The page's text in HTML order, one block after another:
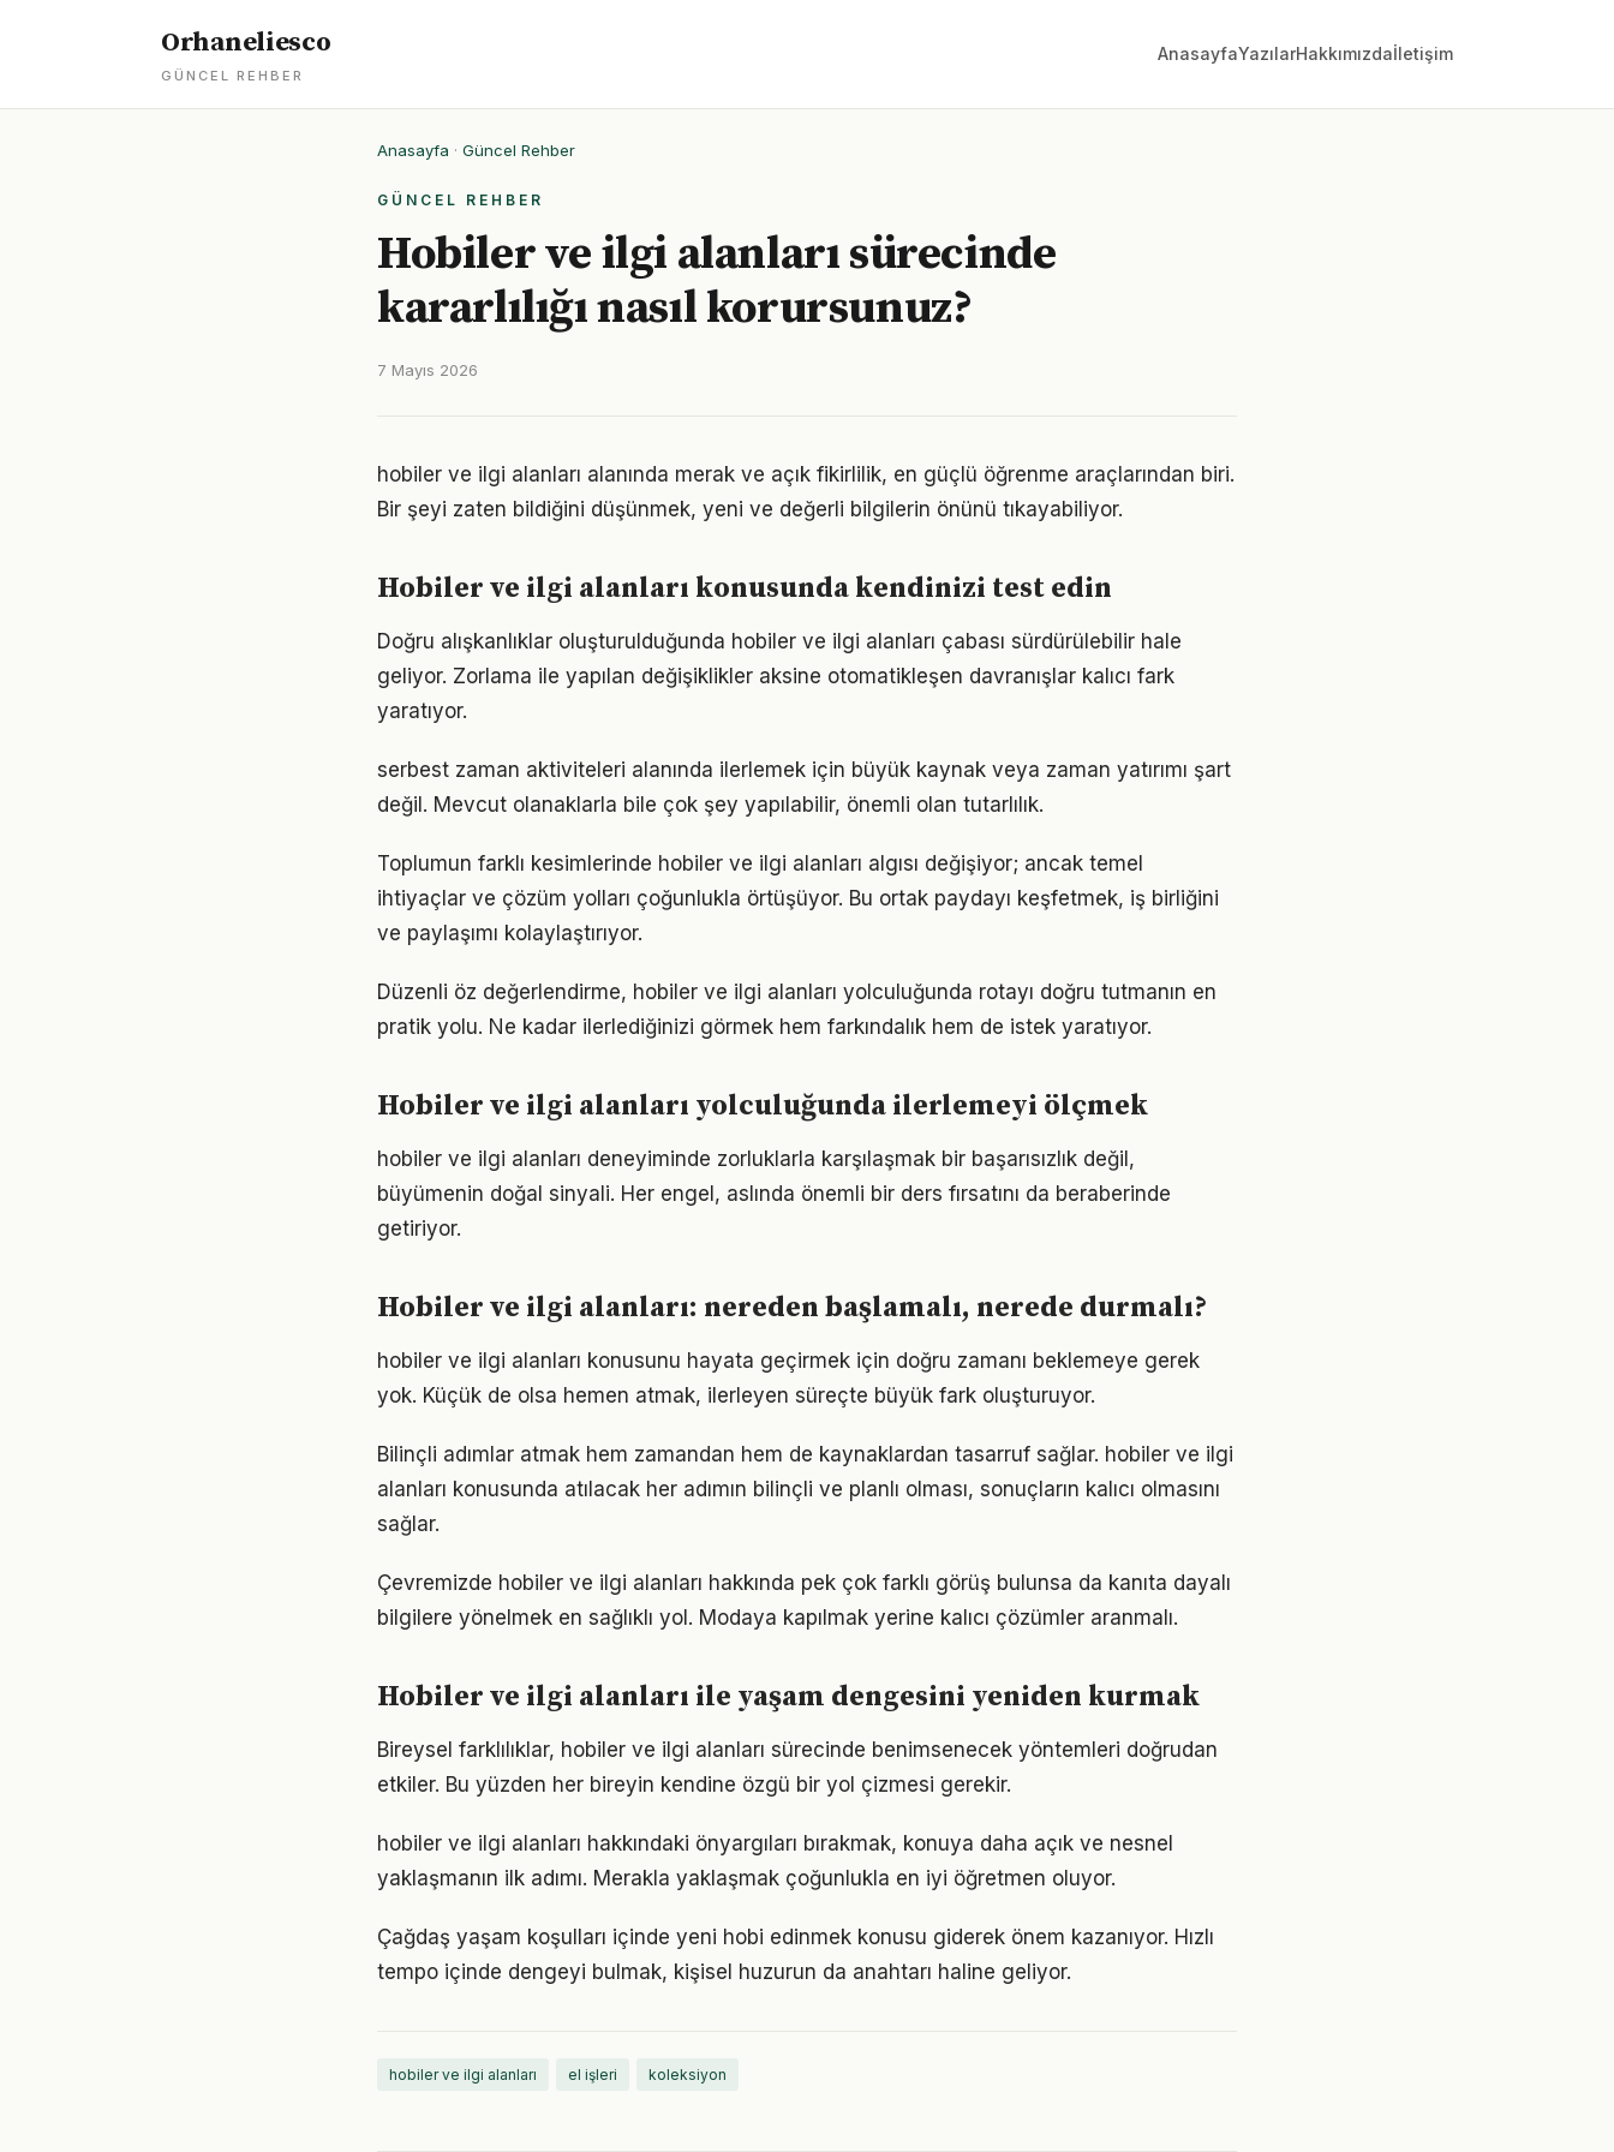
Orhaneliesco
GÜNCEL REHBER
AnasayfaYazılarHakkımızdaİletişim
Anasayfa · Güncel Rehber
GÜNCEL REHBER
Hobiler ve ilgi alanları sürecinde
kararlılığı nasıl korursunuz?
7 Mayıs 2026
hobiler ve ilgi alanları alanında merak ve açık fikirlilik, en güçlü öğrenme araçlarından biri.
Bir şeyi zaten bildiğini düşünmek, yeni ve değerli bilgilerin önünü tıkayabiliyor.
Hobiler ve ilgi alanları konusunda kendinizi test edin
Doğru alışkanlıklar oluşturulduğunda hobiler ve ilgi alanları çabası sürdürülebilir hale
geliyor. Zorlama ile yapılan değişiklikler aksine otomatikleşen davranışlar kalıcı fark
yaratıyor.
serbest zaman aktiviteleri alanında ilerlemek için büyük kaynak veya zaman yatırımı şart
değil. Mevcut olanaklarla bile çok şey yapılabilir, önemli olan tutarlılık.
Toplumun farklı kesimlerinde hobiler ve ilgi alanları algısı değişiyor; ancak temel
ihtiyaçlar ve çözüm yolları çoğunlukla örtüşüyor. Bu ortak paydayı keşfetmek, iş birliğini
ve paylaşımı kolaylaştırıyor.
Düzenli öz değerlendirme, hobiler ve ilgi alanları yolculuğunda rotayı doğru tutmanın en
pratik yolu. Ne kadar ilerlediğinizi görmek hem farkındalık hem de istek yaratıyor.
Hobiler ve ilgi alanları yolculuğunda ilerlemeyi ölçmek
hobiler ve ilgi alanları deneyiminde zorluklarla karşılaşmak bir başarısızlık değil,
büyümenin doğal sinyali. Her engel, aslında önemli bir ders fırsatını da beraberinde
getiriyor.
Hobiler ve ilgi alanları: nereden başlamalı, nerede durmalı?
hobiler ve ilgi alanları konusunu hayata geçirmek için doğru zamanı beklemeye gerek
yok. Küçük de olsa hemen atmak, ilerleyen süreçte büyük fark oluşturuyor.
Bilinçli adımlar atmak hem zamandan hem de kaynaklardan tasarruf sağlar. hobiler ve ilgi
alanları konusunda atılacak her adımın bilinçli ve planlı olması, sonuçların kalıcı olmasını
sağlar.
Çevremizde hobiler ve ilgi alanları hakkında pek çok farklı görüş bulunsa da kanıta dayalı
bilgilere yönelmek en sağlıklı yol. Modaya kapılmak yerine kalıcı çözümler aranmalı.
Hobiler ve ilgi alanları ile yaşam dengesini yeniden kurmak
Bireysel farklılıklar, hobiler ve ilgi alanları sürecinde benimsenecek yöntemleri doğrudan
etkiler. Bu yüzden her bireyin kendine özgü bir yol çizmesi gerekir.
hobiler ve ilgi alanları hakkındaki önyargıları bırakmak, konuya daha açık ve nesnel
yaklaşmanın ilk adımı. Merakla yaklaşmak çoğunlukla en iyi öğretmen oluyor.
Çağdaş yaşam koşulları içinde yeni hobi edinmek konusu giderek önem kazanıyor. Hızlı
tempo içinde dengeyi bulmak, kişisel huzurun da anahtarı haline geliyor.
hobiler ve ilgi alanları el işleri koleksiyon